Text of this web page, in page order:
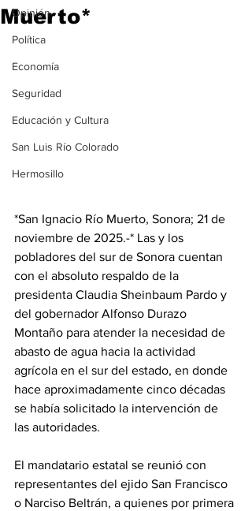
Opinión
Política
Economía
Seguridad
Educación y Cultura
San Luis Río Colorado
Hermosillo
Muerto*
*San Ignacio Río Muerto, Sonora; 21 de
noviembre de 2025.-* Las y los
pobladores del sur de Sonora cuentan
con el absoluto respaldo de la
presidenta Claudia Sheinbaum Pardo y
del gobernador Alfonso Durazo
Montaño para atender la necesidad de
abasto de agua hacia la actividad
agrícola en el sur del estado, en donde
hace aproximadamente cinco décadas
se había solicitado la intervención de
las autoridades.
El mandatario estatal se reunió con
representantes del ejido San Francisco
o Narciso Beltrán, a quienes por primera